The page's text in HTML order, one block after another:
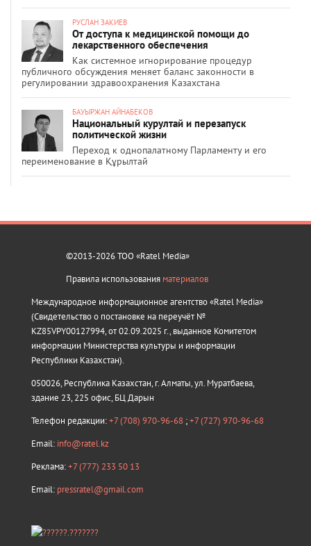
РУСЛАН ЗАКИЕВ
От доступа к медицинской помощи до
лекарственного обеспечения
Как системное игнорирование процедур
публичного обсуждения меняет баланс законности в
регулировании здравоохранения Казахстана
БАУЫРЖАН АЙНАБЕКОВ
Национальный курултай и перезапуск
политической жизни
Переход к однопалатному Парламенту и его
переименование в Құрылтай
©2013-2026 ТОО «Ratel Media»
Правила использования материалов
Международное информационное агентство «Ratel Media»
(Свидетельство о постановке на переучёт №
KZ85VPY00127994, от 02.09.2025 г., выданное Комитетом
информации Министерства культуры и информации
Республики Казахстан).
050026, Республика Казахстан, г. Алматы, ул. Муратбаева,
здание 23, 225 офис, БЦ Дарын
Телефон редакции:+7 (708) 970-96-68 ;+7 (727) 970-96-68
Email: info@ratel.kz
Реклама:+7 (777) 233 50 13
Email: pressratel@gmail.com